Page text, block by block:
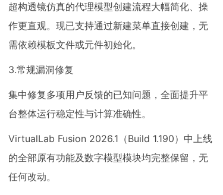
超构透镜仿真的代理模型创建流程大幅简化、操
作更直观。现已支持通过新建菜单直接创建，无
需依赖模板文件或元件初始化。
3.常规漏洞修复
集中修复多项用户反馈的已知问题，全面提升平
台整体运行稳定性与计算准确性。
VirtualLab Fusion 2026.1（Build 1.190）中上线
的全部原有功能及数字模型模块均完整保留，无
任何改动。